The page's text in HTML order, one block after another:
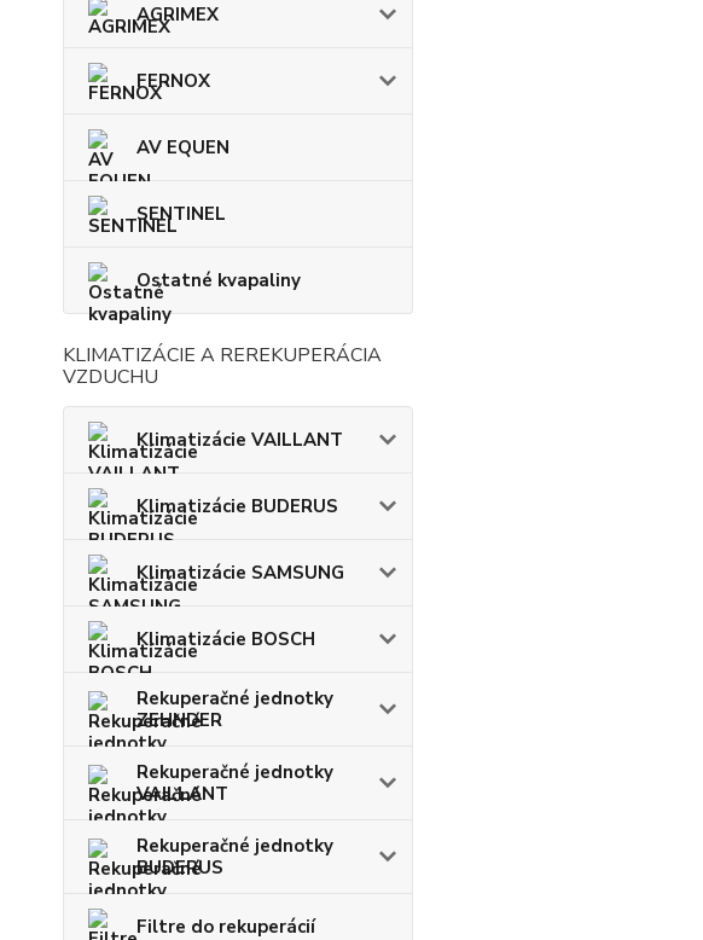
AGRIMEX
FERNOX
AV EQUEN
SENTINEL
Ostatné kvapaliny
KLIMATIZÁCIE A REREKUPERÁCIA
VZDUCHU
Klimatizácie VAILLANT
Klimatizácie BUDERUS
Klimatizácie SAMSUNG
Klimatizácie BOSCH
Rekuperačné jednotky
ZEHNDER
Rekuperačné jednotky
VAILLANT
Rekuperačné jednotky
BUDERUS
Filtre do rekuperácií